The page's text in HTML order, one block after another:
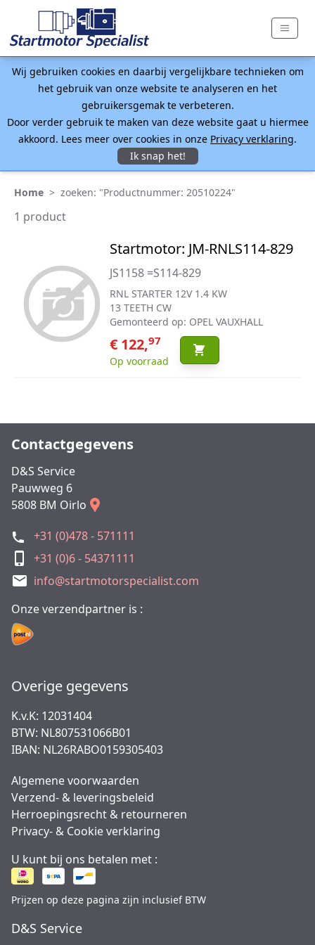
Wij gebruiken cookies en daarbij vergelijkbare technieken om
het gebruik van onze website te analyseren en het
gebruikersgemak te verbeteren.
Door verder gebruik te maken van deze website gaat u hiermee
akkoord. Lees meer over cookies in onze Privacy verklaring.
Ik snap het!
Home > zoeken: "Productnummer: 20510224"
1 product
Startmotor: JM-RNLS114-829
JS1158 =S114-829
RNL STARTER 12V 1.4 KW
13 TEETH CW
Gemonteerd op: OPEL VAUXHALL
€ 122,97
Op voorraad
Contactgegevens
D&S Service
Pauwweg 6
5808 BM Oirlo
+31 (0)478 - 571111
+31 (0)6 - 54371111
info@startmotorspecialist.com
Onze verzendpartner is :
Overige gegevens
K.v.K: 12031404
BTW: NL807531066B01
IBAN: NL26RABO0159305403
Algemene voorwaarden
Verzend- & leveringsbeleid
Herroepingsrecht & retourneren
Privacy- & Cookie verklaring
U kunt bij ons betalen met :
Prijzen op deze pagina zijn inclusief BTW
D&S Service